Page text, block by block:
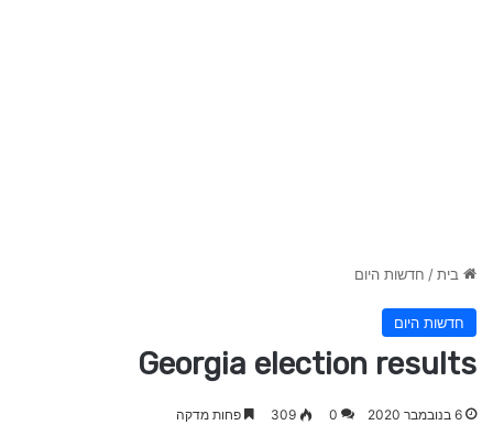
בית/ חדשות היום
חדשות היום
Georgia election results
6 בנובמבר 2020 0
309 פחות מדקה